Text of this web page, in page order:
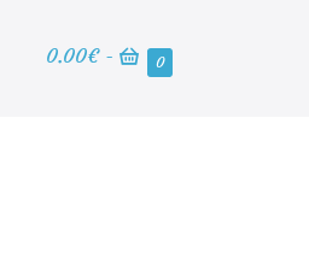
Panier
0.00€ - 0Éléments